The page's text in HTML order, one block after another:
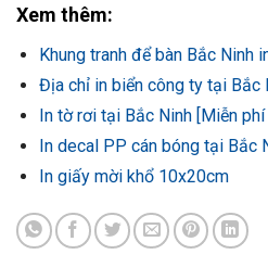
Xem thêm:
Khung tranh để bàn Bắc Ninh
Địa chỉ in biển công ty tại Bắc
In tờ rơi tại Bắc Ninh [Miễn phí
In decal PP cán bóng tại Bắc
In giấy mời khổ 10x20cm